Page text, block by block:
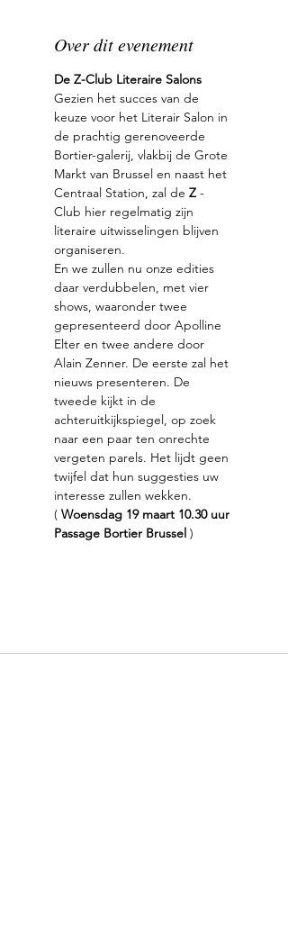
Over dit evenement
De Z-Club Literaire Salons
Gezien het succes van de
keuze voor het Literair Salon in
de prachtig gerenoveerde
Bortier-galerij, vlakbij de Grote
Markt van Brussel en naast het
Centraal Station, zal de Z -
Club hier regelmatig zijn
literaire uitwisselingen blijven
organiseren.
En we zullen nu onze edities
daar verdubbelen, met vier
shows, waaronder twee
gepresenteerd door Apolline
Elter en twee andere door
Alain Zenner. De eerste zal het
nieuws presenteren. De
tweede kijkt in de
achteruitkijkspiegel, op zoek
naar een paar ten onrechte
vergeten parels. Het lijdt geen
twijfel dat hun suggesties uw
interesse zullen wekken.
( Woensdag 19 maart 10.30 uur
Passage Bortier Brussel )